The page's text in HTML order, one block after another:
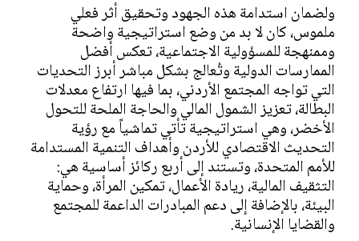
ولضمان استدامة هذه الجهود وتحقيق أثر فعلي
ملموس، كان لا بد من وضع استراتيجية واضحة
وممنهجة للمسؤولية الاجتماعية، تعكس أفضل
الممارسات الدولية وتُعالج بشكل مباشر أبرز التحديات
التي تواجه المجتمع الأردني، بما فيها ارتفاع معدلات
البطالة، تعزيز الشمول المالي والحاجة الملحة للتحول
الأخضر، وهي استراتيجية تأتي تماشياً مع رؤية
التحديث الاقتصادي للأردن وأهداف التنمية المستدامة
للأمم المتحدة، وتستند إلى أربع ركائز أساسية هي:
التثقيف المالية، ريادة الأعمال، تمكين المرأة، وحماية
البيئة، بالإضافة إلى دعم المبادرات الداعمة للمجتمع
والقضايا الإنسانية.